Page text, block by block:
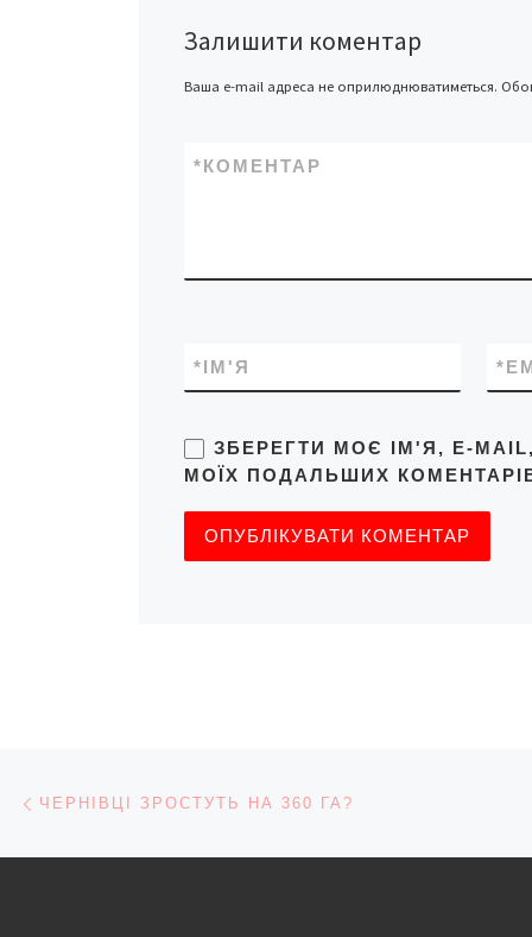
Залишити коментар
Ваша e-mail адреса не оприлюднюватиметься.
КОМЕНТАР
*
ІМ'Я
* *
ЗБЕРЕГТИ МОЄ ІМ'Я, E-
МОЇХ ПОДАЛЬШИХ
Навігація записів
ЧЕРНІВЦІ ЗРОСТУТЬ НА 360 ГА?